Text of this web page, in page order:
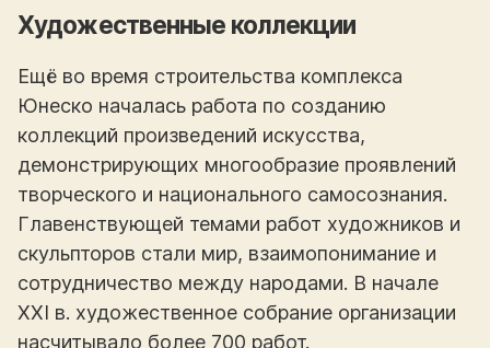
Художественные коллекции
Ещё во время строительства комплекса
Юнеско началась работа по созданию
коллекций произведений искусства,
демонстрирующих многообразие проявлений
творческого и национального самосознания.
Главенствующей темами работ художников и
скульпторов стали мир, взаимопонимание и
сотрудничество между народами. В начале
XXI в. художественное собрание организации
насчитывало более 700 работ.